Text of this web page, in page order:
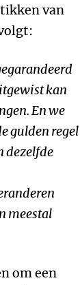
van
kan
En we
gulden regel
dezelfde
meestal
om een